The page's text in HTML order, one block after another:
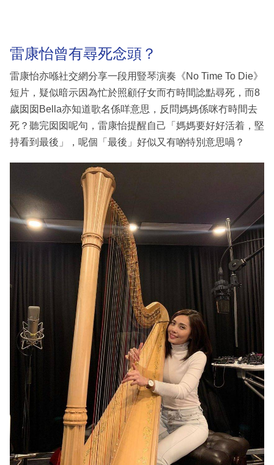
雷康怡曾有尋死念頭？
雷康怡亦喺社交網分享一段用豎琴演奏《No Time To Die》
短片，疑似暗示因為忙於照顧仔女而冇時間諗點尋死，而8
歲囡囡Bella亦知道歌名係咩意思，反問媽媽係咪冇時間去
死？聽完囡囡呢句，雷康怡提醒自己「媽媽要好好活着，堅
持看到最後」，呢個「最後」好似又有啲特別意思喎？